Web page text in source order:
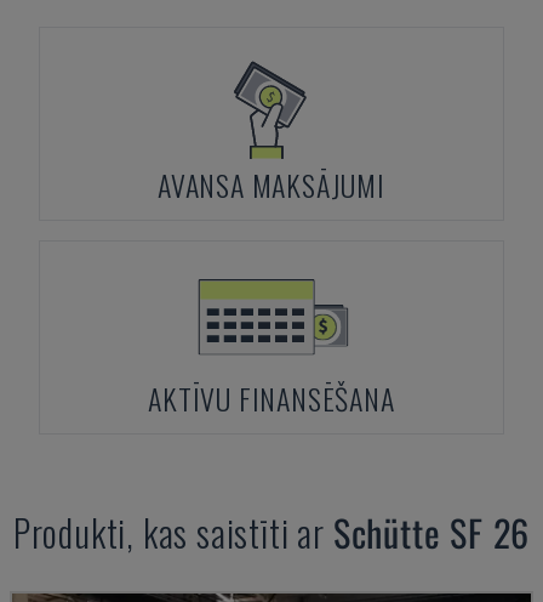
AVANSA MAKSĀJUMI
AKTĪVU FINANSĒŠANA
Produkti, kas saistīti ar Schütte SF 26